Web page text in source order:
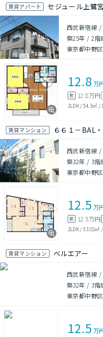
賃貸アパート セジュール上鷺宮
西武新宿線 /
築25年 /2階
東京都中野
12.8万
敷 12.8万円
2LDK/54.3㎡ /
賃貸マンション ６６１－BAL
西武新宿線
築32年 / 3階
東京都中野
12.5 万
敷 12.5万円
2LDK/53.02㎡ /
賃貸マンション ベルエアー
西武新宿線
築32年 / 3階
東京都中野
12.5 万